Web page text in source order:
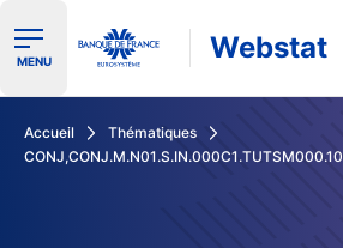
Ouvrir le menu de navigation
MENU Webstat
Accueil
Thématiques
CONJ,CONJ.M.N01.S.IN.000C1.TUTSM000.10